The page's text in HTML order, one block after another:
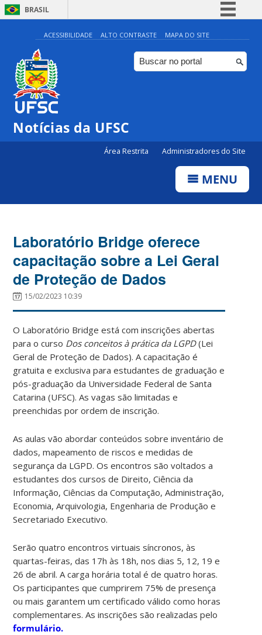
BRASIL
Simplifique!
Comunica BR
Participe
ACESSIBILIDADE ALTO CONTRASTE MAPA DO SITE
Notícias da UFSC
Área Restrita Administradores do Site
MENU
Laboratório Bridge oferece
capacitação sobre a Lei Geral
de Proteção de Dados
15/02/2023 10:39
O Laboratório Bridge está com inscrições abertas
para o curso Dos conceitos à prática da LGPD(Lei
Geral de Proteção de Dados). A capacitação é
gratuita e exclusiva para estudantes de graduação e
pós-graduação da Universidade Federal de Santa
Catarina (UFSC). As vagas são limitadas e
preenchidas por ordem de inscrição.
As aulas vão abordar conteúdos sobre inventário de
dados, mapeamento de riscos e medidas de
segurança da LGPD. Os encontros são voltados a
estudantes dos cursos de Direito, Ciência da
Informação, Ciências da Computação, Administração,
Economia, Arquivologia, Engenharia de Produção e
Secretariado Executivo.
Serão quatro encontros virtuais síncronos, às
quartas-feiras, das 17h às 18h, nos dias 5, 12, 19 e
26 de abril. A carga horária total é de quatro horas.
Os participantes que cumprirem 75% de presença
ou mais garantem um certificado válido como horas
complementares. As inscrições são realizadas pelo
formulário.